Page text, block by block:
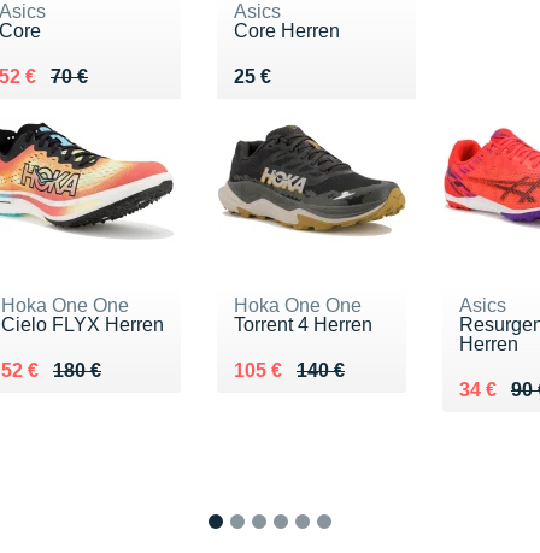
Asics
Core
70 €
lieu de 70 €
52 € 52 €
Asics
Core Herren
25 €
Vendu 25 €
Hoka One One
Cielo FLYX Herren
180 €
Au lieu de 180 €
52 €
Vendu 52 €
Hoka One One
Torrent 4 Herren
140 €
Au lieu de 140 €
105 €
Vendu 105 €
Asics
Herren
90
Au lieu
34 €
Vendu